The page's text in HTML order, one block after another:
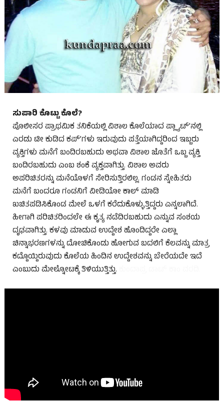
ಸುಪಾರಿ ಕೊಟ್ಟು ಕೊಲೆ?
ಪೊಲೀಸರ ಪ್ರಾಥಮಿಕ ತನಿಕೆಯಲ್ಲಿ ವಿಶಾಲ ಕೊಲೆಯಾದ ಪ್ಲ್ಯಾಟ್’ನಲ್ಲಿ
ಎರಡು ಟೀ ಕುಡಿದ ಕಪ್’ಗಳು ಇರುವುದು ಪತ್ತೆಯಾಗಿದ್ದರಿಂದ ಇಬ್ಬರು
ವ್ಯಕ್ತಿಗಳು ಮನೆಗೆ ಬಂದಿರಬಹುದು ಅಥವಾ ವಿಶಾಲ ಜೊತೆಗೆ ಒಬ್ಬ ವ್ಯಕ್ತಿ
ಬಂದಿರಬಹುದು ಎಂಬ ಶಂಕೆ ವ್ಯಕ್ತವಾಗಿತ್ತು. ವಿಶಾಲ ಅವರು
ಅಪರಿಚಿತರನ್ನು ಮನೆಯೊಳಗೆ ಸೇರಿಸುತ್ತಿರಲಿಲ್ಲ. ಗಂಡನ ಸ್ನೇಹಿತರು
ಮನೆಗೆ ಬಂದರೂ ಗಂಡನಿಗೆ ವೀಡಿಯೋ ಕಾಲ್ ಮಾಡಿ
ಖಚಿತಪಡಿಸಿಕೊಂಡ ಮೇಲೆ ಒಳಗೆ ಕರೆದುಕೊಳ್ಳುತ್ತಿದ್ದರು ಎನ್ನಲಾಗಿದೆ.
ಹೀಗಾಗಿ ಪರಿಚಿತರಿಂದಲೇ ಈ ಕೃತ್ಯ ನಡೆದಿರಬಹುದು ಎನ್ನುವ ಸಂಶಯ
ದೃಢವಾಗಿತ್ತು. ಕಳವು ಮಾಡುವ ಉದ್ದೇಶ ಹೊಂದಿದ್ದರೇ ಎಲ್ಲಾ
ಚಿನ್ನಾಭರಣಗಳನ್ನು ದೋಚಿಕೊಂಡು ಹೋಗುವ ಬದಲಿಗೆ ಕೆಲವನ್ನು ಮಾತ್ರ
ಕದ್ದೊಯ್ದಿರುವುದು ಕೊಲೆಯ ಹಿಂದಿನ ಉದ್ದೇಶವನ್ನು ಬೇರೆಯದೇ ಇದೆ
ಎಂಬುದು ಮೇಲ್ನೋಟಕ್ಕೆ ತಿಳಿಯುತ್ತಿತ್ತು.